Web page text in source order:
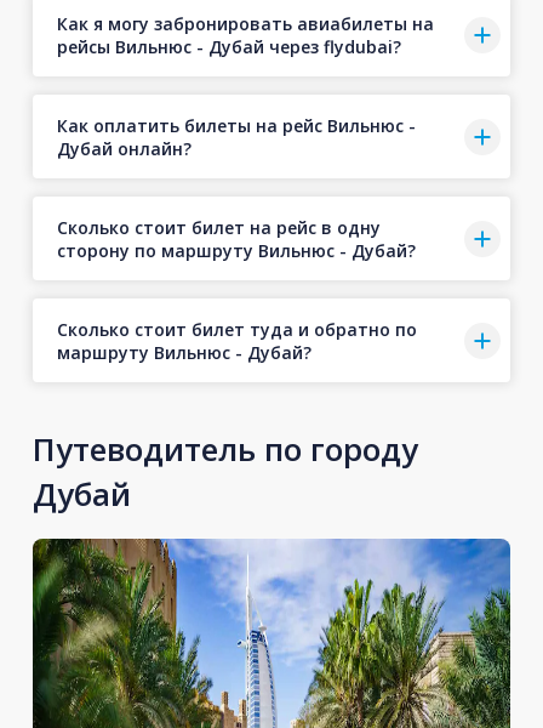
Как я могу забронировать авиабилеты на
рейсы Вильнюс - Дубай через flydubai?
Как оплатить билеты на рейс Вильнюс -
Дубай онлайн?
Сколько стоит билет на рейс в одну
сторону по маршруту Вильнюс - Дубай?
Сколько стоит билет туда и обратно по
маршруту Вильнюс - Дубай?
Путеводитель по городу
Дубай